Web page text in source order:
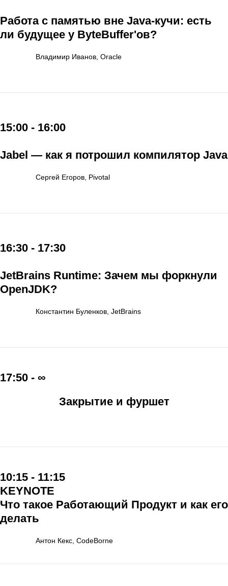
Работа с памятью вне Java-кучи: есть
ли будущее у ByteBuffer'ов?
Владимир Иванов, Oracle
15:00 - 16:00
Jabel — как я потрошил компилятор Java
Сергей Егоров, Pivotal
16:30 - 17:30
JetBrains Runtime: Зачем мы форкнули
OpenJDK?
Константин Буленков, JetBrains
17:50 - ∞
Закрытие и фуршет
10:15 - 11:15
KEYNOTE
Что такое Работающий Продукт и как его
делать
Антон Кекс, CodeBorne